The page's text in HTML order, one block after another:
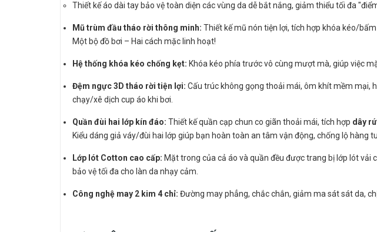
Thiết kế áo dài tay bảo vệ toàn diện các vùng da dễ bắt nắng, giảm thiểu tối đa
Mũ trùm đầu tháo rời thông minh: Thiết kế mũ nón tiện lợi, tích hợp khóa kéo/
Một bộ đồ bơi – Hai cách mặc linh hoạt!
Hệ thống khóa kéo chống kẹt: Khóa kéo phía trước vô cùng mượt mà, giúp việc
Đệm ngực 3D tháo rời tiện lợi: Cấu trúc không gọng thoải mái, ôm khít mềm mại,
chạy/xê dịch cup áo khi bơi.
Quần đùi hai lớp kín đáo: Thiết kế quần cạp chun co giãn thoải mái, tích hợp dây
Kiểu dáng giả váy/đùi hai lớp giúp bạn hoàn toàn an tâm vận động, chống lộ hàng
Lớp lót Cotton cao cấp: Mặt trong của cả áo và quần đều được trang bị lớp lót
bảo vệ tối đa cho làn da nhạy cảm.
Công nghệ may 2 kim 4 chỉ: Đường may phẳng, chắc chắn, giảm ma sát sát da,